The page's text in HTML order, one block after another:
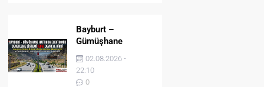
Bayburt –
Gümüşhane
Hattında Elektronik
Denetleme Sistemi
(EDS) Devreye Girdi
02.08.2026 -
22:10
0